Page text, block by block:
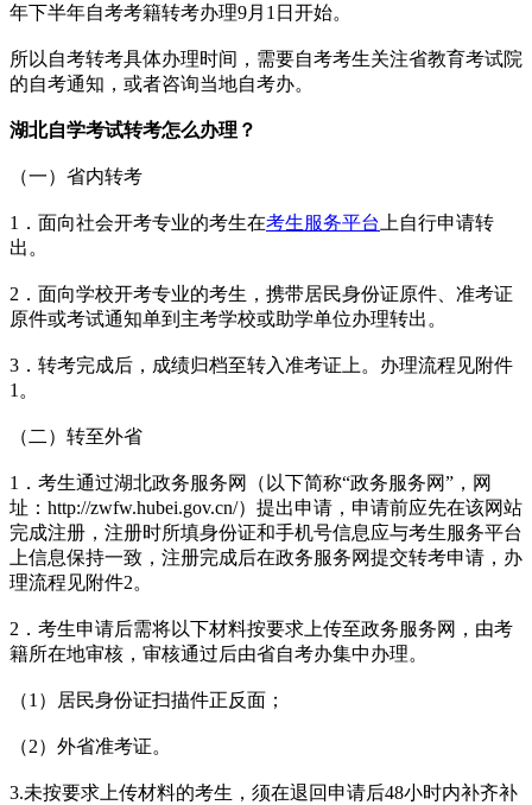
年下半年自考考籍转考办理9月1日开始。
所以自考转考具体办理时间，需要自考考生关注省教育考试院
的自考通知，或者咨询当地自考办。
湖北自学考试转考怎么办理？
（一）省内转考
1．面向社会开考专业的考生在考生服务平台 上自行申请转
出。
2．面向学校开考专业的考生，携带居民身份证原件、准考证
原件或考试通知单到主考学校或助学单位办理转出。
3．转考完成后，成绩归档至转入准考证上。办理流程见附件
1。
（二）转至外省
1．考生通过湖北政务服务网（以下简称“政务服务网”，网
址：http://zwfw.hubei.gov.cn/）提出申请，申请前应先在该网站
完成注册，注册时所填身份证和手机号信息应与考生服务平台
上信息保持一致，注册完成后在政务服务网提交转考申请，办
理流程见附件2。
2．考生申请后需将以下材料按要求上传至政务服务网，由考
籍所在地审核，审核通过后由省自考办集中办理。
（1）居民身份证扫描件正反面；
（2）外省准考证。
3.未按要求上传材料的考生，须在退回申请后48小时内补齐补